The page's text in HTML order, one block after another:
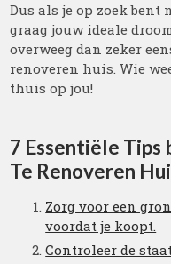
Dus als je op zoek
graag jouw ideale
overweeg dan zeker
renoveren huis. Wie
thuis op jou!
7 Essentiële Tips
Te Renoveren
Zorg voor een
voordat je koopt.
Controleer de